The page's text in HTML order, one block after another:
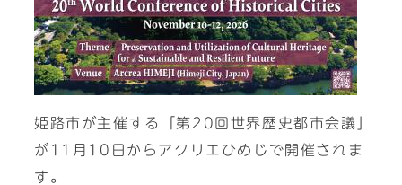
姫路市が主催する「第20回世界歴史都市会議」
が11月10日からアクリエひめじで開催されま
す。